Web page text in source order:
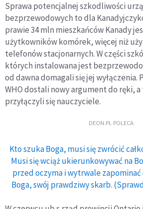
Sprawa potencjalnej szkodliwości
bezprzewodowych to dla
prawie 34 mln mieszkańców Kanady
użytkowników komórek, więcej niż
telefonów stacjonarnych. W części
których instalowana jest
od dawna domagali się jej
WHO dostali nowy argument do ręki, a
przyłączyli się nauczyciele.
DEON.PL POLECA
Kto szuka Boga, musi się zwrócić
Musi się wciąż ukierunkowywać na
przed oczyma i wytrwale zapominać
Boga, swój prawdziwy skarb.